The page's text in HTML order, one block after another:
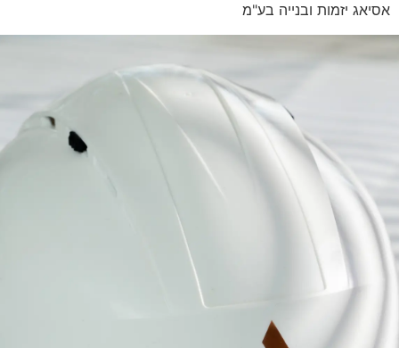
אסיאג יזמות ובנייה בע"מ